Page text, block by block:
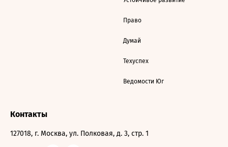
Право
Думай
Техуспех
Ведомости Юг
Контакты
127018, г. Москва, ул. Полковая, д. 3, стр. 1